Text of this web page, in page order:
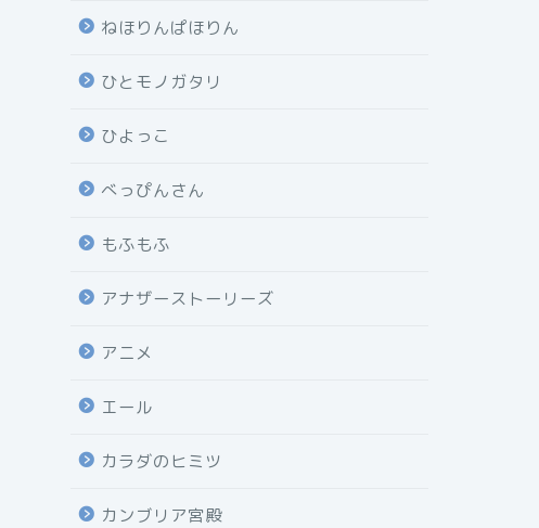
ねほりんぱほりん
ひとモノガタリ
ひよっこ
べっぴんさん
もふもふ
アナザーストーリーズ
アニメ
エール
カラダのヒミツ
カンブリア宮殿